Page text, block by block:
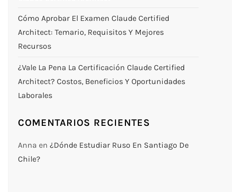
Cómo Aprobar El Examen Claude Certified
Architect: Temario, Requisitos Y Mejores
Recursos
¿Vale La Pena La Certificación Claude Certified
Architect? Costos, Beneficios Y Oportunidades
Laborales
COMENTARIOS RECIENTES
Anna en ¿Dónde Estudiar Ruso En Santiago De
Chile?